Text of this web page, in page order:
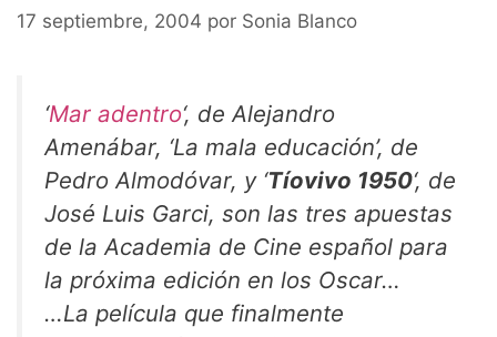
17 septiembre, 2004 por Sonia Blanco
‘Mar adentro‘, de Alejandro
Amenábar, ‘La mala educación’, de
Pedro Almodóvar, y ‘Tíovivo 1950‘, de
José Luis Garci, son las tres apuestas
de la Academia de Cine español para
la próxima edición en los Oscar…
…La película que finalmente